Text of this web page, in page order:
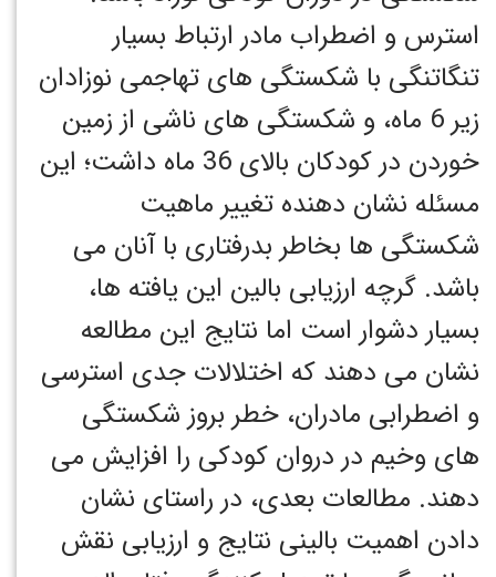
استرس و اضطراب مادر ارتباط بسیار
تنگاتنگی با شکستگی های تهاجمی نوزادان
زیر 6 ماه، و شکستگی های ناشی از زمین
خوردن در کودکان بالای 36 ماه داشت؛ این
مسئله نشان دهنده تغییر ماهیت
شکستگی ها بخاطر بدرفتاری با آنان می
باشد. گرچه ارزیابی بالین این یافته ها،
بسیار دشوار است اما نتایج این مطالعه
نشان می دهند که اختلالات جدی استرسی
و اضطرابی مادران، خطر بروز شکستگی
های وخیم در دروان کودکی را افزایش می
دهند. مطالعات بعدی، در راستای نشان
دادن اهمیت بالینی نتایج و ارزیابی نقش